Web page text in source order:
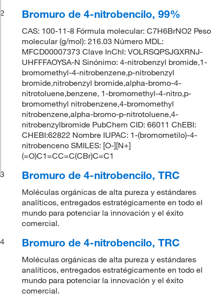
2
Bromuro de 4-nitrobencilo, 99%
CAS: 100-11-8 Fórmula molecular: C7H6BrNO2 Peso
molecular (g/mol): 216.03 Número MDL:
MFCD00007373 Clave InChI: VOLRSQPSJGXRNJ-
UHFFFAOYSA-N Sinónimo: 4-nitrobenzyl bromide,1-
bromomethyl-4-nitrobenzene,p-nitrobenzyl
bromide,nitrobenzyl bromide,alpha-bromo-4-
nitrotoluene,benzene, 1-bromomethyl-4-nitro,p-
bromomethyl nitrobenzene,4-bromomethyl
nitrobenzene,alpha-bromo-p-nitrotoluene,4-
nitrobenzylbromide PubChem CID: 66011 ChEBI:
CHEBI:62822 Nombre IUPAC: 1-(bromometilo)-4-
nitrobenceno SMILES: [O-][N+]
(=O)C1=CC=C(CBr)C=C1
3
Bromuro de 4-nitrobencilo, TRC
Moléculas orgánicas de alta pureza y estándares
analíticos, entregados estratégicamente en todo el
mundo para potenciar la innovación y el éxito
comercial.
4
Bromuro de 4-nitrobencilo, TRC
Moléculas orgánicas de alta pureza y estándares
analíticos, entregados estratégicamente en todo el
mundo para potenciar la innovación y el éxito
comercial.